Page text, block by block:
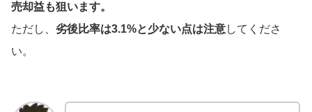
売却益も狙います。
ただし、 劣後比率は3.1%と少ない点は注意してくださ
い。